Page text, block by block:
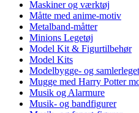
Maskiner og værktøj
Måtte med anime-motiv
Metalband-måtter
Minions Legetøj
Model Kit & Figurtilbehør
Model Kits
Modelbygge- og
Mugge med Harry Potter
Musik og Alarmure
Musik- og bandfigurer